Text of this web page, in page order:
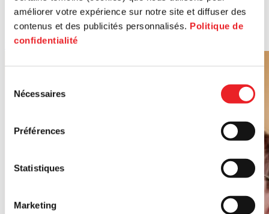
améliorer votre expérience sur notre site et diffuser des
contenus et des publicités personnalisés. Politique de
confidentialité
Nécessaires
Préférences
Statistiques
Marketing
En savoir plus